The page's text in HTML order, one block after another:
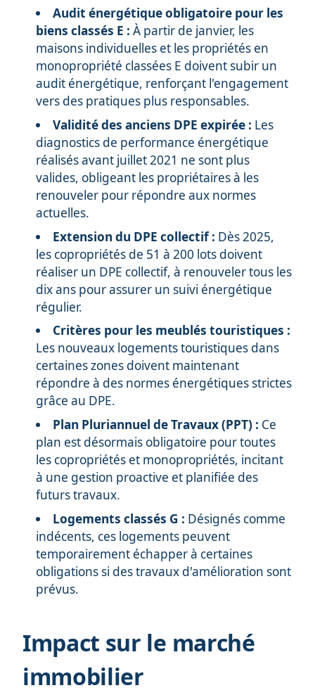
Audit énergétique obligatoire pour les
biens classés E : À partir de janvier, les
maisons individuelles et les propriétés en
monopropriété classées E doivent subir un
audit énergétique, renforçant l'engagement
vers des pratiques plus responsables.
Validité des anciens DPE expirée : Les
diagnostics de performance énergétique
réalisés avant juillet 2021 ne sont plus
valides, obligeant les propriétaires à les
renouveler pour répondre aux normes
actuelles.
Extension du DPE collectif : Dès 2025,
les copropriétés de 51 à 200 lots doivent
réaliser un DPE collectif, à renouveler tous les
dix ans pour assurer un suivi énergétique
régulier.
Critères pour les meublés touristiques :
Les nouveaux logements touristiques dans
certaines zones doivent maintenant
répondre à des normes énergétiques strictes
grâce au DPE.
Plan Pluriannuel de Travaux (PPT) : Ce
plan est désormais obligatoire pour toutes
les copropriétés et monopropriétés, incitant
à une gestion proactive et planifiée des
futurs travaux.
Logements classés G : Désignés comme
indécents, ces logements peuvent
temporairement échapper à certaines
obligations si des travaux d'amélioration sont
prévus.
Impact sur le marché
immobilier